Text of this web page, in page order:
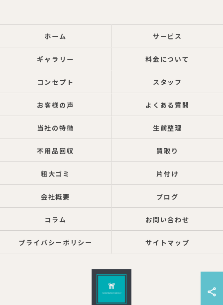
ホーム サービス
ギャラリー 料金について
コンセプト スタッフ
お客様の声 よくある質問
当社の特徴 生前整理
不用品回収 買取り
粗大ゴミ 片付け
会社概要 ブログ
コラム お問い合わせ
プライバシーポリシー サイトマップ